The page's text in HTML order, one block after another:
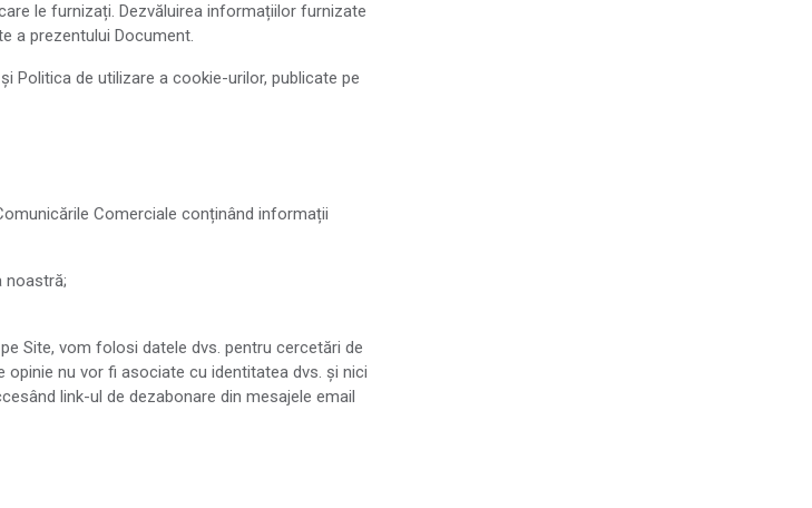
le furnizați. Dezvăluirea informațiilor furnizate
a prezentului Document.
Politica de utilizare a cookie-urilor, publicate pe
Comerciale conținând informații
noastră;
Site, vom folosi datele dvs. pentru cercetări de
opinie nu vor fi asociate cu identitatea dvs. și nici
link-ul de dezabonare din mesajele email